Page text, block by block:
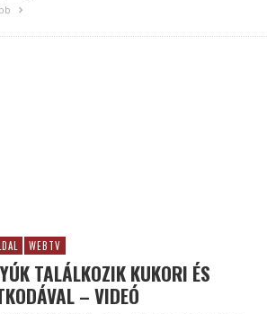
WEBTV
TALÁLKOZIK KUKORI ÉS
– VIDEÓ